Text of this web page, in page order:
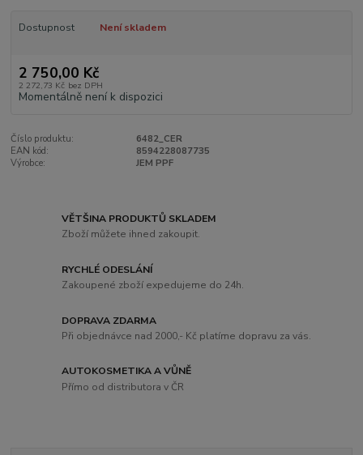
Dostupnost Není skladem
2 750,00 Kč
2 272,73 Kč bez DPH
Momentálně není k dispozici
Číslo produktu:
6482_CER
EAN kód:
8594228087735
Výrobce:
JEM PPF
VĚTŠINA PRODUKTŮ SKLADEM
Zboží můžete ihned zakoupit.
RYCHLÉ ODESLÁNÍ
Zakoupené zboží expedujeme do 24h.
DOPRAVA ZDARMA
Při objednávce nad 2000,- Kč platíme dopravu za vás.
AUTOKOSMETIKA A VŮNĚ
Přímo od distributora v ČR